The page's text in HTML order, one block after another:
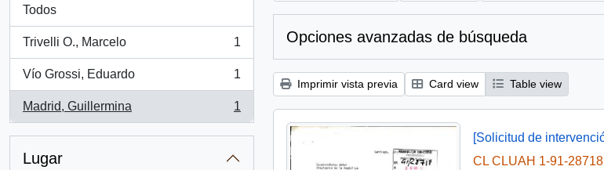
Todos
Trivelli O., Marcelo
, 1 resultados
1
Vío Grossi, Eduardo
, 1 resultados
1
Madrid, Guillermina
, 1 resultados
1
Lugar
Opciones avanzadas de búsqueda
Imprimir vista previa Card view Table view
CL CLUAH 1-91-28718